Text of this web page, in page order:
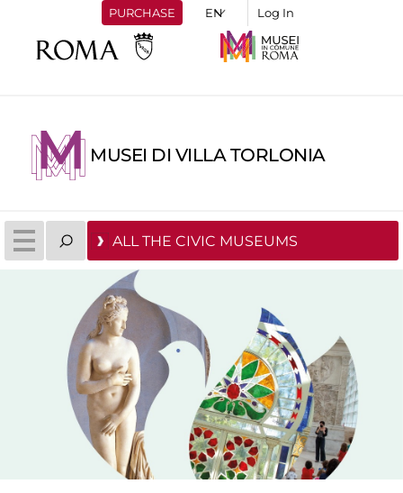
PURCHASE Log In
MUSEI DI VILLA TORLONIA
ALL THE CIVIC MUSEUMS